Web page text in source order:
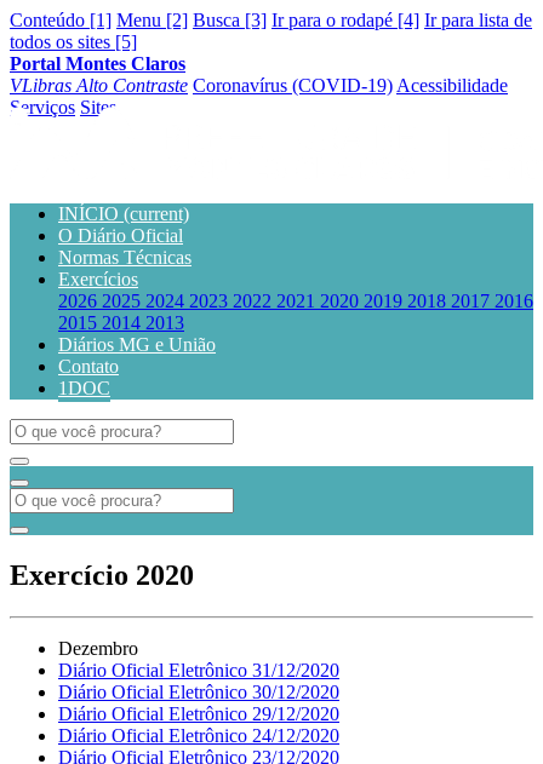
Conteúdo [1] Menu [2] Busca [3] Ir para o rodapé [4] Ir para lista de
todos os sites [5]
Portal Montes Claros
VLibras Alto Contraste Coronavírus (COVID-19) Acessibilidade
Serviços Sites
INÍCIO (current)
O Diário Oficial
Normas Técnicas
Exercícios
2026 2025 2024 2023 2022 2021 2020 2019 2018 2017 2016
2015 2014 2013
Diários MG e União
Contato
1DOC
Exercício 2020
Dezembro
Diário Oficial Eletrônico 31/12/2020
Diário Oficial Eletrônico 30/12/2020
Diário Oficial Eletrônico 29/12/2020
Diário Oficial Eletrônico 24/12/2020
Diário Oficial Eletrônico 23/12/2020